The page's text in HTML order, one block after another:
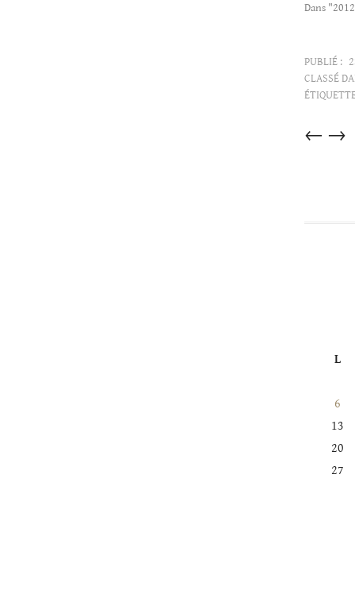
Dans
PUBLIÉ :
CLASSÉ
Articles
→
←
L
6
13
20
27